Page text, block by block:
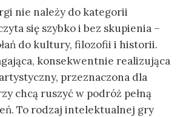
nie należy do kategorii
się szybko i bez skupienia –
do kultury, filozofii i historii.
konsekwentnie realizująca
przeznaczona dla
chcą ruszyć w podróż pełną
To rodzaj intelektualnej gry